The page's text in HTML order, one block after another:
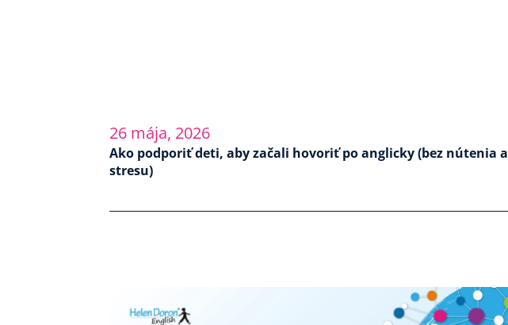
26 mája, 2026
Ako podporiť deti, aby začali hovoriť po anglicky (bez nútenia a
stresu)